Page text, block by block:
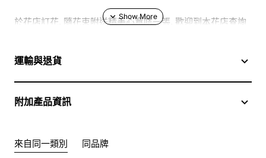
於花店訂花, 隨花束附送精美心意咭一張, 歡迎到本花店查詢
此花束價格不適用於(情人節期間 4/2-16/2)
運輸與退貨
附加產品資訊
來自同一類別 同品牌